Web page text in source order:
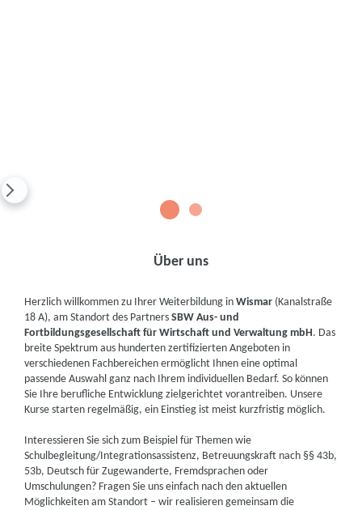
2
Über uns
Herzlich willkommen zu Ihrer Weiterbildung inWismar (Kanalstraße
18 A), am Standort des PartnersSBW Aus- und
Fortbildungsgesellschaft für Wirtschaft und Verwaltung mbH. Das
breite Spektrum aus hunderten zertifizierten Angeboten in
verschiedenen Fachbereichen ermöglicht Ihnen eine optimal
passende Auswahl ganz nach Ihrem individuellen Bedarf. So können
Sie Ihre berufliche Entwicklung zielgerichtet vorantreiben. Unsere
Kurse starten regelmäßig, ein Einstieg ist meist kurzfristig möglich.
Interessieren Sie sich zum Beispiel für Themen wie
Schulbegleitung/Integrationsassistenz, Betreuungskraft nach §§ 43b,
53b, Deutsch für Zugewanderte, Fremdsprachen oder
Umschulungen? Fragen Sie uns einfach nach den aktuellen
Möglichkeiten am Standort – wir realisieren gemeinsam die